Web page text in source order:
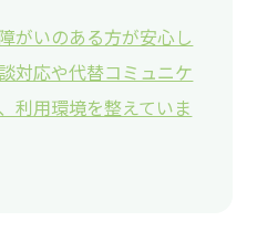
がいのある方が安心し
対応や代替コミュニケ
利用環境を整えていま